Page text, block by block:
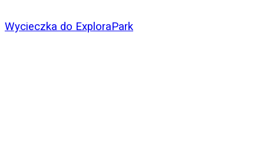
Wycieczka do ExploraPark